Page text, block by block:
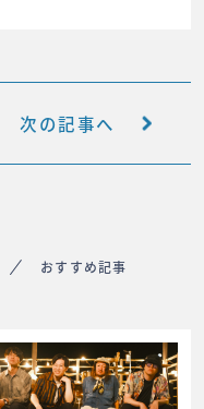
次の記事へ
おすすめ記事